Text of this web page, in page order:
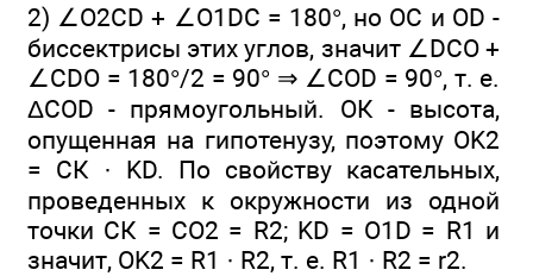
2) ∠O2CD + ∠O1DC = 180°, но ОС и OD -
биссектрисы этих углов, значит ∠DCO +
∠CDO = 180°/2 = 90° ⇒ ∠COD = 90°, т. е.
ΔCOD - прямоугольный. ОК - высота,
опущенная на гипотенузу, поэтому OK2
= СК · KD. По свойству касательных,
проведенных к окружности из одной
точки СК = СO2 = R2; KD = O1D = R1 и
значит, OK2 = R1 · R2, т. е. R1 · R2 = r2.